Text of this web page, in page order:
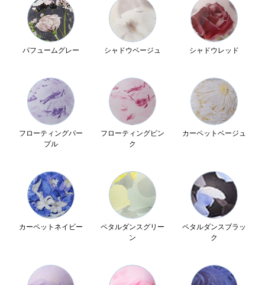
パフュームグレー シャドウベージュ シャドウレッド
フローティングパー
プル
フローティングピン
ク
カーペットベージュ
カーペットネイビー
ペタルダンスグリー
ン
ペタルダンスブラッ
ク